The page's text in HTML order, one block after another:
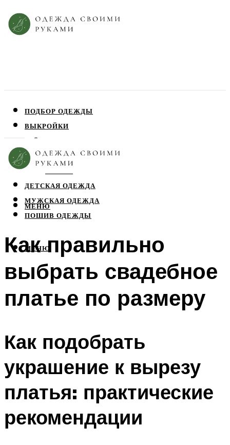
ПОДБОР ОДЕЖДЫ
ВЫКРОЙКИ
ЮБКИ
ДЕТСКАЯ ОДЕЖДА
МУЖСКАЯ ОДЕЖДА
ПОШИВ ОДЕЖДЫ
МЕНЮ
МЕНЮ
Как правильно
выбрать свадебное
платье по размеру
Как подобрать
украшение к вырезу
платья: практические
рекомендации